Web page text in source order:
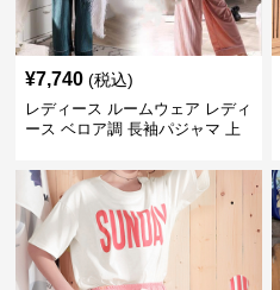
¥7,740 (税込)
レディース ルームウェア レディ
ース ベロア調 長袖パジャマ 上